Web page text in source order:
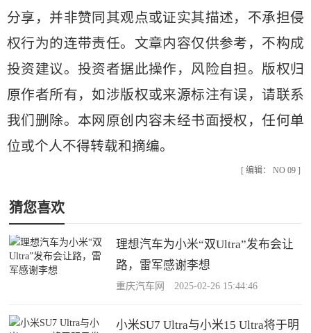
分享，并非赞同其观点或证实其描述，不承担侵
权行为的连带责任。文章内容仅供参考，不构成
投资建议。投资者据此操作，风险自担。版权归
原作者所有，如涉版权或来源标注有误，请联系
我们删除。本网原创内容未经书面授权，任何单
位或个人不得转载和摘编。
[ 编辑： NO 09 ]
猜您喜欢
理想汽车为小米“双Ultra”发布会让
路，雷军感谢李想
重庆汽车网 2025-02-26 15:44:46
小米SU7 Ultra与小米15 Ultra将于明